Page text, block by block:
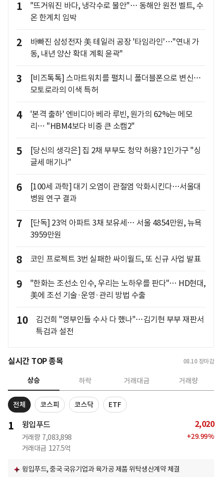
1
"뜨거워진 바다, 냉각수로 불안"… 동해안 원전 벨트, 수
온 한계치 임박
2
바빠진 삼성전자 美 테일러 공장 '타임라인'…"연내 가
동, 내년 양산 확대 계획 윤곽"
3
[비즈톡톡] 스마트워치를 펼치니 폴더블폰으로 변신…
모토로라의 이색 특허
4
'본격 출하' 엔비디아 베라 루빈, 원가의 62%는 메모
리… "HBM4보다 비중 큰 소캠2"
5
[당신의 생각은] 집 2채 부부도 청약 허용? 1인가구 "싱
글세 매기나"
6
[100세 과학] 대기 오염이 관절염 악화시킨다…서울대
병원 연구 결과
7
[단독] 23억 아파트 3채 보유세… 서울 4854만원, 뉴욕
3959만원
8 코인 프로젝트 3번 실패한 싸이월드, 또 신규 사업 발표
9
"한화는 조선소 인수, 우리는 노하우를 판다"… HD현대,
美에 조선 기술·운영·관리 방법 수출
10
김건희 "영부인들 수사 다 했나"…김기현 부부 재판서
특검과 설전
실시간 TOP 종목 08.10 장마감
상승 하락 거래대금 거래량
전체 코스피 코스닥 ETF
1 윙입푸드
거래량 7,083,898
거래대금 127.5억
2,020
+29.99%
윙입푸드, 중국 국유기업과 육가공 제품 위탁생산계약 체결